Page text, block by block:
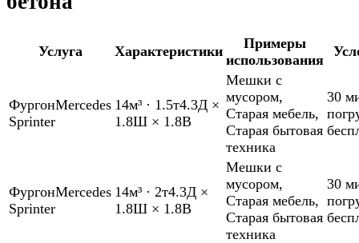
Услуга Характеристики
Примеры
использования
ФургонMercedes
Sprinter
14м³ · 1.5т4.3Д ×
1.8Ш × 1.8В
Мешки с
мусором,
Старая мебель,
Старая бытовая
техника
30
ФургонMercedes
Sprinter
14м³ · 2т4.3Д ×
1.8Ш × 1.8В
Мешки с
мусором,
Старая мебель,
Старая бытовая
техника
30